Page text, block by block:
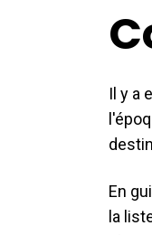
Il y a
En
la